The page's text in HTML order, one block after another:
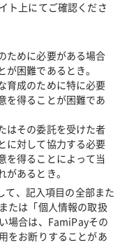
ト上にてご確認くださ
ために必要がある場合
が困難であるとき。
育成のために特に必要
を得ることが困難であ
はその委託を受けた者
に対して協力する必要
を得ることによって当
があるとき。
て、記入項目の全部また
たは「個人情報の取扱
場合は、FamiPayその
をお断りすることがあ